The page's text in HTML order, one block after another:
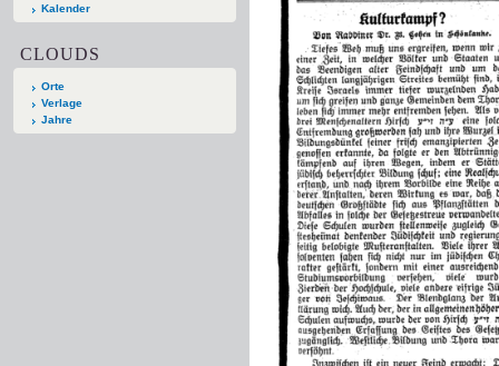
Kalender
CLOUDS
Orte
Verlage
Jahre